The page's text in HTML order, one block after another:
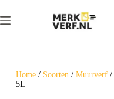
Home/ Soorten/ Muurverf/
5L